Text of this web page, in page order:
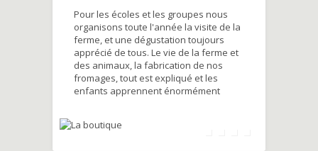
Pour les écoles et les groupes nous
organisons toute l'année la visite de la
ferme, et une dégustation toujours
apprécié de tous. Le vie de la ferme et
des animaux, la fabrication de nos
fromages, tout est expliqué et les
enfants apprennent énormément